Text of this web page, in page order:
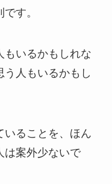
す。
もいるかもしれな
人もいるかもし
いることを、ほん
は案外少ないで